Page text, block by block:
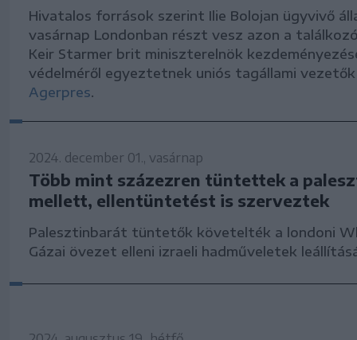
Hivatalos források szerint Ilie Bolojan ügyvivő
vasárnap Londonban részt vesz azon a
Keir Starmer brit miniszterelnök
védelméről egyeztetnek uniós tagállami vezetők
Agerpres.
2024. december 01., vasárnap
Több mint százezren tüntettek a
mellett, ellentüntetést is szerveztek
Palesztinbarát tüntetők követelték a londoni
Gázai övezet elleni izraeli hadműveletek